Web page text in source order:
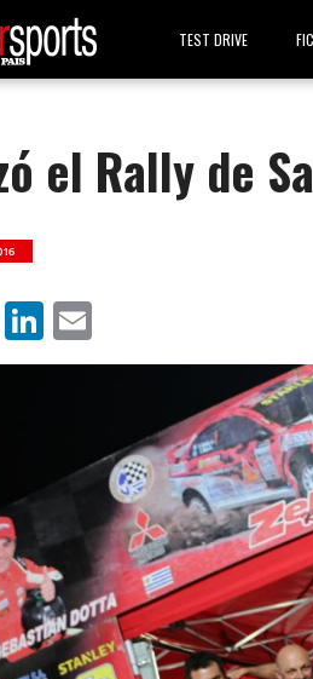
TEST DRIVE
el Rally de
WhatsApp
LinkedIn